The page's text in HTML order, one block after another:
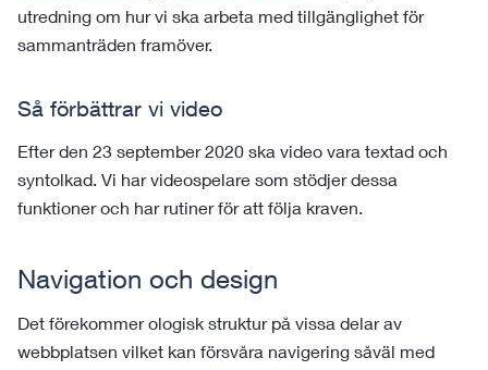
utredning om hur vi ska arbeta med tillgänglighet för
sammanträden framöver.
Så förbättrar vi video
Efter den 23 september 2020 ska video vara textad och
syntolkad. Vi har videospelare som stödjer dessa
funktioner och har rutiner för att följa kraven.
Navigation och design
Det förekommer ologisk struktur på vissa delar av
webbplatsen vilket kan försvåra navigering såväl med